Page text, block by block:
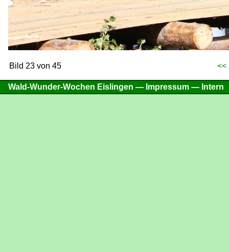
Bild 23 von 45 <<
Wald-Wunder-Wochen Eislingen — Impressum — Intern